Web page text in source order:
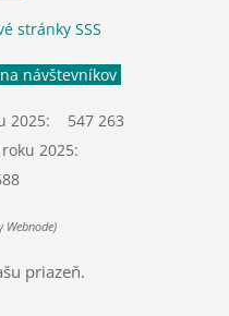
stránky SSS
návštevníkov
2025: 547 263
2025:
priazeň.